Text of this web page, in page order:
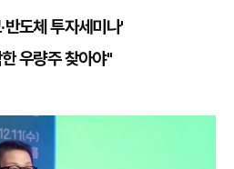
도체 투자세미나'
우량주 찾아야"